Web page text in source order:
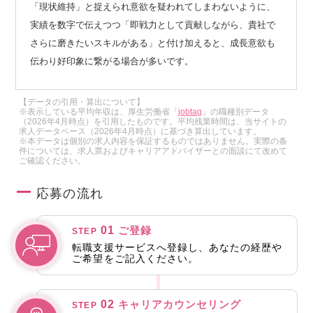
「現状維持」と捉えられ意欲を疑われてしまわないように、
実績を数字で伝えつつ「即戦力として貢献しながら、貴社で
さらに磨きたいスキルがある」と付け加えると、成長意欲も
伝わり好印象に繋がる場合が多いです。
【データの引用・算出について】
※表示している平均年収は、厚生労働省「jobtag 」の職種別データ
（2026年4月時点）を引用したものです。平均残業時間は、当サイトの
求人データベース（2026年4月時点）に基づき算出しています。
※本データは個別の求人内容を保証するものではありません。実際の条
件については、求人票およびキャリアアドバイザーとの面談にて改めて
ご確認ください。
応募の流れ
STEP 01 ご登録
転職支援サービスへ登録し、あなたの経歴や
ご希望をご記入ください。
STEP 02 キャリアカウンセリング